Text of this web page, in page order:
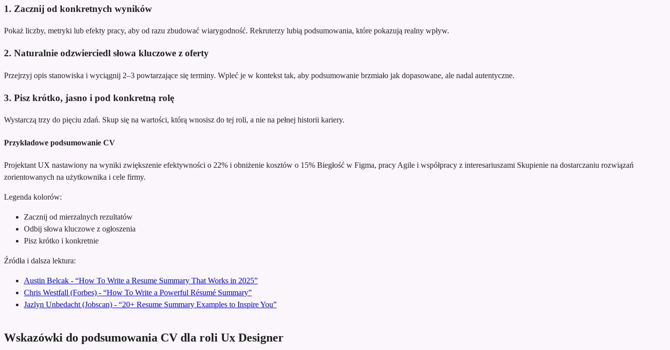
1. Zacznij od konkretnych wyników
Pokaż liczby, metryki lub efekty pracy, aby od razu zbudować wiarygodność. Rekruterzy lubią podsumowania, które pokazują realny wpływ.
2. Naturalnie odzwierciedl słowa kluczowe z oferty
Przejrzyj opis stanowiska i wyciągnij 2–3 powtarzające się terminy. Wpleć je w kontekst tak, aby podsumowanie brzmiało jak dopasowane, ale nadal autentyczne.
3. Pisz krótko, jasno i pod konkretną rolę
Wystarczą trzy do pięciu zdań. Skup się na wartości, którą wnosisz do tej roli, a nie na pełnej historii kariery.
Przykładowe podsumowanie CV
Projektant UX nastawiony na wyniki zwiększenie efektywności o 22% i obniżenie kosztów o 15% Biegłość w Figma, pracy Agile i współpracy z interesariuszami Skupienie na dostarczaniu rozwiązań
zorientowanych na użytkownika i cele firmy.
Legenda kolorów:
Zacznij od mierzalnych rezultatów
Odbij słowa kluczowe z ogłoszenia
Pisz krótko i konkretnie
Źródła i dalsza lektura:
Austin Belcak - “How To Write a Resume Summary That Works in 2025”
Chris Westfall (Forbes) - “How To Write a Powerful Résumé Summary”
Jazlyn Unbedacht (Jobscan) - “20+ Resume Summary Examples to Inspire You”
Wskazówki do podsumowania CV dla roli Ux Designer